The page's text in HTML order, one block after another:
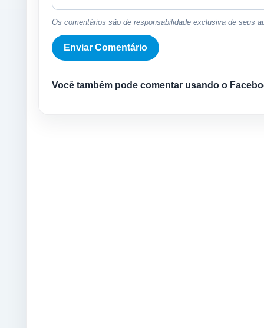
Os comentários são de responsabilidade exclusiva de seus
Você também pode comentar usando o